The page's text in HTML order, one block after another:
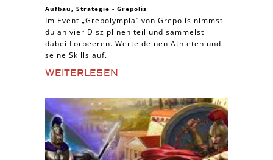
Aufbau, Strategie - Grepolis
Im Event „Grepolympia“ von Grepolis nimmst
du an vier Disziplinen teil und sammelst
dabei Lorbeeren. Werte deinen Athleten und
seine Skills auf.
WEITERLESEN